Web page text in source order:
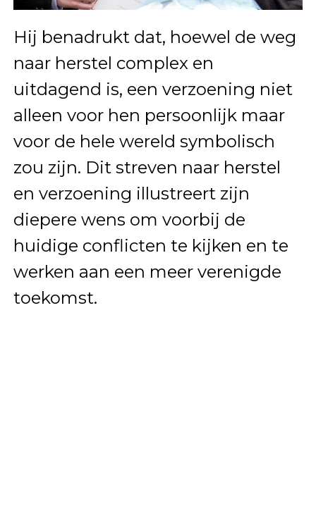
Hij benadrukt dat, hoewel de weg
naar herstel complex en
uitdagend is, een verzoening niet
alleen voor hen persoonlijk maar
voor de hele wereld symbolisch
zou zijn. Dit streven naar herstel
en verzoening illustreert zijn
diepere wens om voorbij de
huidige conflicten te kijken en te
werken aan een meer verenigde
toekomst.